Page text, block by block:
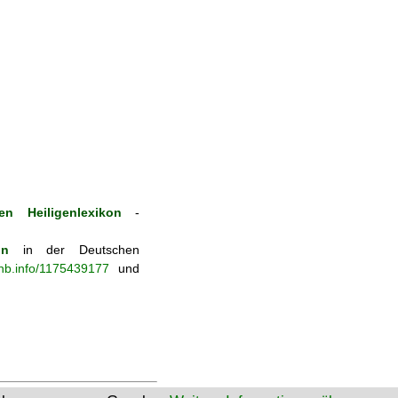
Heiligenlexikon -
in der Deutschen
1175439177 und